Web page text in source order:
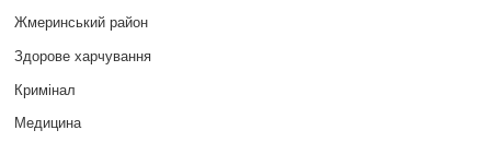
Жмеринський район
Здорове харчування
Кримінал
Медицина